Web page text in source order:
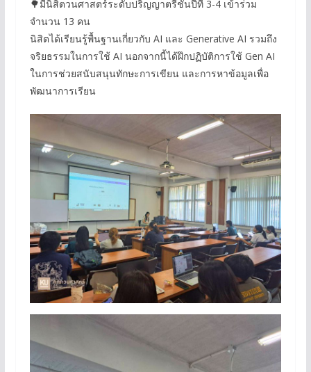
🌳มีนิสิตวนศาสตร์ระดับปริญญาตรีชั้นปีที่ 3-4 เข้าร่วม
จำนวน 13 คน
นิสิตได้เรียนรู้พื้นฐานเกี่ยวกับ AI และ Generative AI รวมถึง
จริยธรรมในการใช้ AI นอกจากนี้ได้ฝึกปฏิบัติการใช้ Gen AI
ในการช่วยสนับสนุนทักษะการเขียน และการหาข้อมูลเพื่อ
พัฒนาการเรียน